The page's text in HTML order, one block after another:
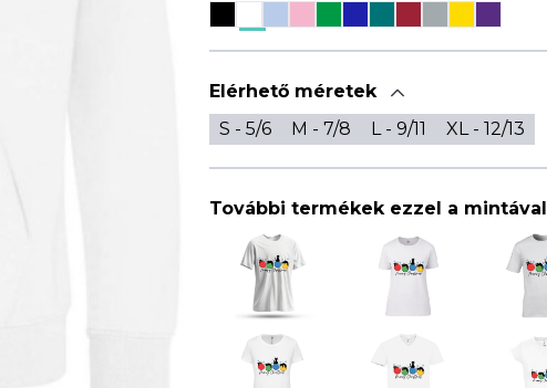
Elérhető méretek
S - 5/6
M - 7/8 L - 9/11 XL - 12/13
További termékek ezzel a mintával